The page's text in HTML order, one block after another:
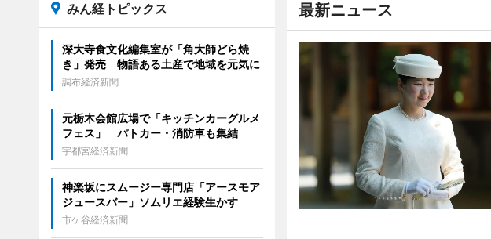
最新ニュース
みん経トピックス
深大寺食文化編集室が「角大師どら焼
き」発売 物語ある土産で地域を元気に
調布経済新聞
元栃木会館広場で「キッチンカーグルメ
フェス」 パトカー・消防車も集結
宇都宮経済新聞
神楽坂にスムージー専門店「アースモア
ジュースバー」ソムリエ経験生かす
市ケ谷経済新聞